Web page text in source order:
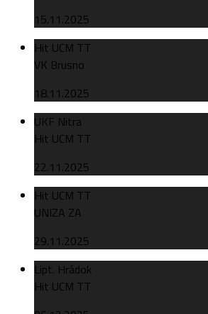
15.11.2025
Hit UCM TT
VK Brusno
18.11.2025
UKF Nitra
Hit UCM TT
22.11.2025
Hit UCM TT
UNIZA ZA
29.11.2025
Lipt. Hrádok
Hit UCM TT